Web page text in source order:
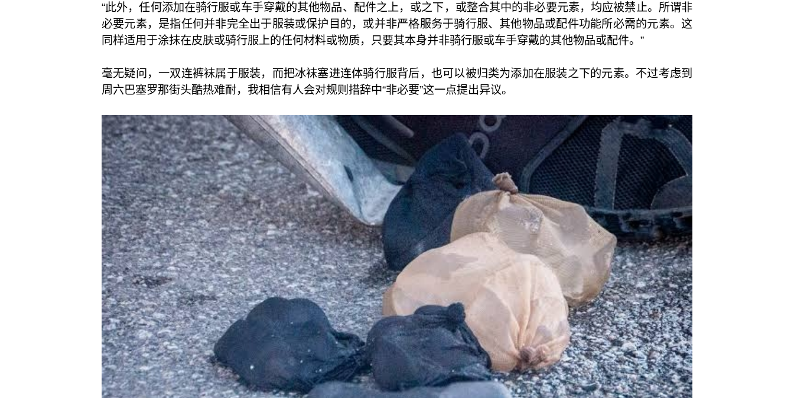
“此外，任何添加在骑行服或车手穿戴的其他物品、配件之上，或之下，或整合其中的非必要元素，均应被禁止。所谓非
必要元素，是指任何并非完全出于服装或保护目的，或并非严格服务于骑行服、其他物品或配件功能所必需的元素。这
同样适用于涂抹在皮肤或骑行服上的任何材料或物质，只要其本身并非骑行服或车手穿戴的其他物品或配件。”
毫无疑问，一双连裤袜属于服装，而把冰袜塞进连体骑行服背后，也可以被归类为添加在服装之下的元素。不过考虑到
周六巴塞罗那街头酷热难耐，我相信有人会对规则措辞中“非必要”这一点提出异议。